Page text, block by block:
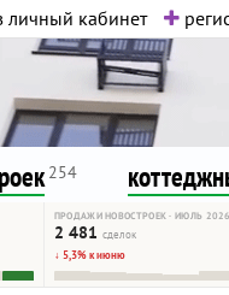
личный кабинет
шок-
вам.
254
ПРОДАЖИ НОВОСТРОЕК · ИЮЛЬ 2026
2 481 сделок
↓ 5,3% к июню